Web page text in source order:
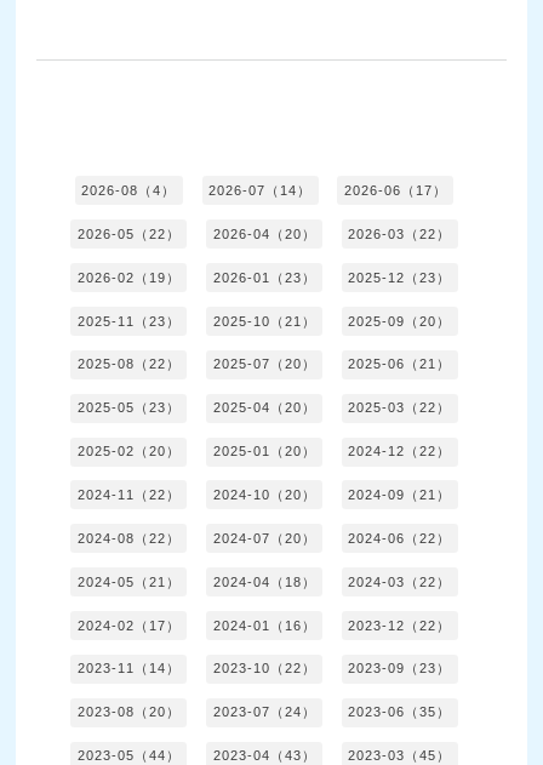
2026-08（4） 2026-07（14） 2026-06（17）
2026-05（22） 2026-04（20） 2026-03（22）
2026-02（19） 2026-01（23） 2025-12（23）
2025-11（23） 2025-10（21） 2025-09（20）
2025-08（22） 2025-07（20） 2025-06（21）
2025-05（23） 2025-04（20） 2025-03（22）
2025-02（20） 2025-01（20） 2024-12（22）
2024-11（22） 2024-10（20） 2024-09（21）
2024-08（22） 2024-07（20） 2024-06（22）
2024-05（21） 2024-04（18） 2024-03（22）
2024-02（17） 2024-01（16） 2023-12（22）
2023-11（14） 2023-10（22） 2023-09（23）
2023-08（20） 2023-07（24） 2023-06（35）
2023-05（44） 2023-04（43） 2023-03（45）